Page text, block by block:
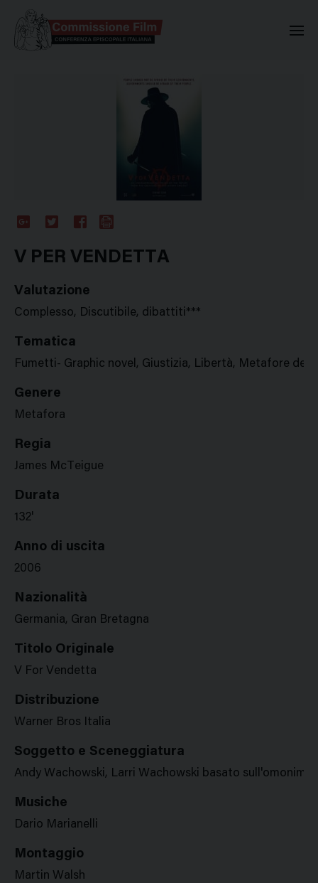
Plus
V PER VENDETTA
Valutazione
Complesso, Discutibile, dibattiti***
Tematica
Fumetti- Graphic novel, Giustizia, Libertà, Metafore del
Genere
Metafora
Regia
James McTeigue
Durata
132'
Anno di uscita
2006
Nazionalità
Germania, Gran Bretagna
Titolo Originale
V For Vendetta
Distribuzione
Warner Bros Italia
Soggetto e Sceneggiatura
Andy Wachowski, Larri Wachowski basato
Musiche
Dario Marianelli
Montaggio
Martin Walsh